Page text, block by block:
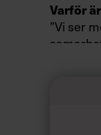
Varför
”Vi ser